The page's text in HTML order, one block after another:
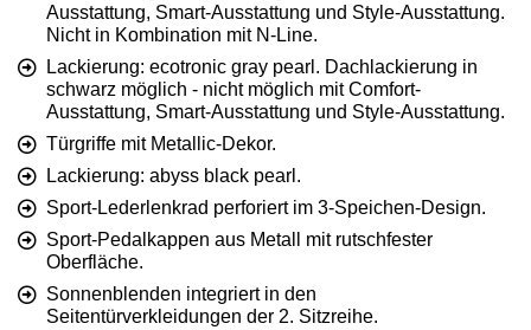
Ausstattung, Smart-Ausstattung und Style-Ausstattung.
Nicht in Kombination mit N-Line.
Lackierung: ecotronic gray pearl. Dachlackierung in
schwarz möglich - nicht möglich mit Comfort-
Ausstattung, Smart-Ausstattung und Style-Ausstattung.
Türgriffe mit Metallic-Dekor.
Lackierung: abyss black pearl.
Sport-Lederlenkrad perforiert im 3-Speichen-Design.
Sport-Pedalkappen aus Metall mit rutschfester
Oberfläche.
Sonnenblenden integriert in den
Seitentürverkleidungen der 2. Sitzreihe.